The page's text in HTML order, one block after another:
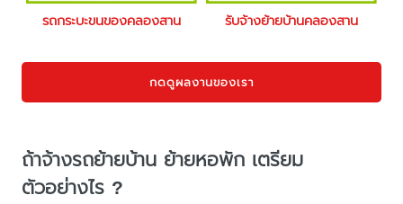
รถกระบะขนของคลองสาน รับจ้างย้ายบ้านคลองสาน
กดดูผลงานของเรา
ถ้าจ้างรถย้ายบ้าน ย้ายหอพัก เตรียม
ตัวอย่างไร ?